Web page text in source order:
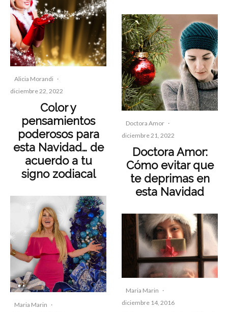
Alicia Morandi ·
diciembre 22, 2022
Color y
pensamientos
poderosos para
esta Navidad… de
acuerdo a tu
signo zodiacal
Maria Marin ·
Doctora Amor ·
diciembre 21, 2022
Doctora Amor:
Cómo evitar que
te deprimas en
esta Navidad
Maria Marin ·
diciembre 14, 2016